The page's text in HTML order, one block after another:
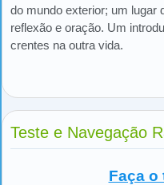
do mundo exterior; um lugar
reflexão e oração. Um
crentes na outra vida.
Teste e Navegação
Faça o